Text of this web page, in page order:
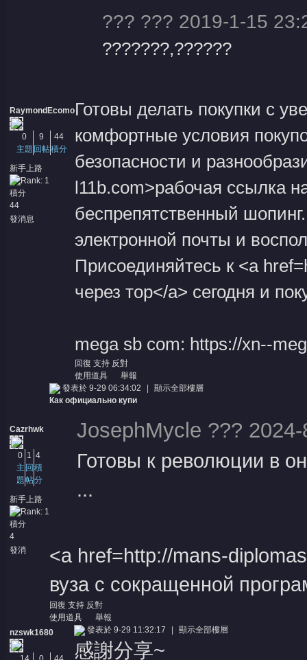
天
RaymondEcomo
0
主題
9
回帖
44
積分
新手上路
積分
44
發消息
??? ??? 2019-1-15
???????,??????
Готовы делать покупки с
комфортные условия
безопасности и
l11b.com>рабочая ссылка
беспрепятственный
электронной почты и
Присоединяйтесь к <a
через тор</a> сегодня и
mega sb com: https://xn--
回復 支持 反對
使用道具
舉報
Cazrhwk
0
主
題
1
回
帖
4
積
分
新手上路
積分
4
發消
發表於 9-29 06:34:02
顯示全部樓層
Как официально купи
JosephMycle ???
Готовы к революции в
...
<a href=http://mans-
вуза с сокращенной
回復 支持 反對
使用道具
舉報
nzswk1680
發表於 9-29 11:32:17 顯示全部樓層
感謝分享~